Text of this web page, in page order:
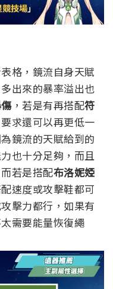
格，鏡流自身天賦
出來的暴率溢出也
，若是有再搭配符
求還可以再更低一
為鏡流的天賦給到的
也十分足夠，而且
若是搭配布洛妮婭
速度或攻擊鞋都可
擊力都行，如果有
需要能量恢復繩